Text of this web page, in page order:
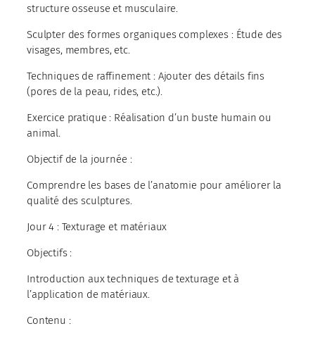
structure osseuse et musculaire.
Sculpter des formes organiques complexes : Étude des
visages, membres, etc.
Techniques de raffinement : Ajouter des détails fins
(pores de la peau, rides, etc.).
Exercice pratique : Réalisation d’un buste humain ou
animal.
Objectif de la journée :
Comprendre les bases de l’anatomie pour améliorer la
qualité des sculptures.
Jour 4 : Texturage et matériaux
Objectifs :
Introduction aux techniques de texturage et à
l’application de matériaux.
Contenu :